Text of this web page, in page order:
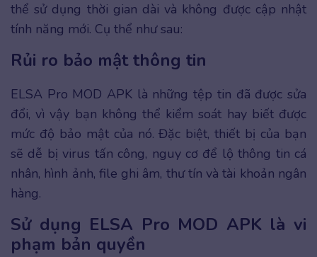
thể sử dụng thời gian dài và không được cập nhật
tính năng mới. Cụ thể như sau:
Rủi ro bảo mật thông tin
ELSA Pro MOD APK là những tệp tin đã được sửa
đổi, vì vậy bạn không thể kiểm soát hay biết được
mức độ bảo mật của nó. Đặc biệt, thiết bị của bạn
sẽ dễ bị virus tấn công, nguy cơ để lộ thông tin cá
nhân, hình ảnh, file ghi âm, thư tín và tài khoản ngân
hàng.
Sử dụng ELSA Pro MOD APK là vi
phạm bản quyền